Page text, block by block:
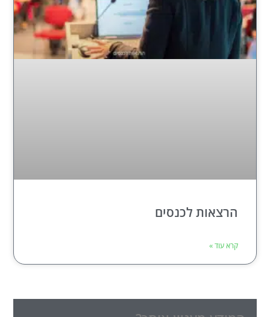
הרצאות לכנסים
קרא עוד »